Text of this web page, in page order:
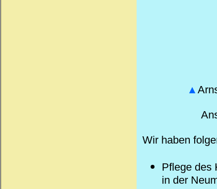
▲
Wir haben
Pflege des
in der